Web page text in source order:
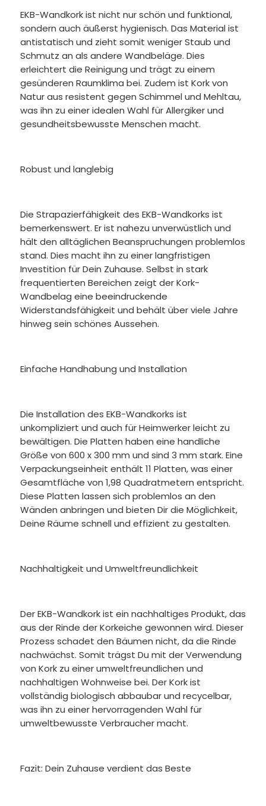
EKB-Wandkork ist nicht nur schön und funktional,
sondern auch äußerst hygienisch. Das Material ist
antistatisch und zieht somit weniger Staub und
Schmutz an als andere Wandbeläge. Dies
erleichtert die Reinigung und trägt zu einem
gesünderen Raumklima bei. Zudem ist Kork von
Natur aus resistent gegen Schimmel und Mehltau,
was ihn zu einer idealen Wahl für Allergiker und
gesundheitsbewusste Menschen macht.
Robust und langlebig
Die Strapazierfähigkeit des EKB-Wandkorks ist
bemerkenswert. Er ist nahezu unverwüstlich und
hält den alltäglichen Beanspruchungen problemlos
stand. Dies macht ihn zu einer langfristigen
Investition für Dein Zuhause. Selbst in stark
frequentierten Bereichen zeigt der Kork-
Wandbelag eine beeindruckende
Widerstandsfähigkeit und behält über viele Jahre
hinweg sein schönes Aussehen.
Einfache Handhabung und Installation
Die Installation des EKB-Wandkorks ist
unkompliziert und auch für Heimwerker leicht zu
bewältigen. Die Platten haben eine handliche
Größe von 600 x 300 mm und sind 3 mm stark. Eine
Verpackungseinheit enthält 11 Platten, was einer
Gesamtfläche von 1,98 Quadratmetern entspricht.
Diese Platten lassen sich problemlos an den
Wänden anbringen und bieten Dir die Möglichkeit,
Deine Räume schnell und effizient zu gestalten.
Nachhaltigkeit und Umweltfreundlichkeit
Der EKB-Wandkork ist ein nachhaltiges Produkt, das
aus der Rinde der Korkeiche gewonnen wird. Dieser
Prozess schadet den Bäumen nicht, da die Rinde
nachwächst. Somit trägst Du mit der Verwendung
von Kork zu einer umweltfreundlichen und
nachhaltigen Wohnweise bei. Der Kork ist
vollständig biologisch abbaubar und recycelbar,
was ihn zu einer hervorragenden Wahl für
umweltbewusste Verbraucher macht.
Fazit: Dein Zuhause verdient das Beste